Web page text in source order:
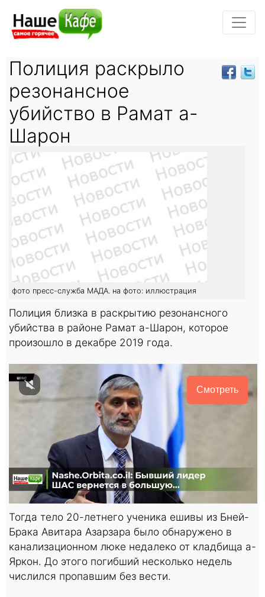
Полиция раскрыло
резонансное
убийство в Рамат а-
Шарон
фото пресс-служба МАДА. на фото: иллюстрация
Полиция близка в раскрытию резонансного
убийства в районе Рамат а-Шарон, которое
произошло в декабре 2019 года.
Смотреть
Тогда тело 20-летнего ученика ешивы из Бней-
Брака Авитара Азарзара было обнаружено в
канализационном люке недалеко от кладбища а-
Яркон. До этого погибший несколько недель
числился пропавшим без вести.